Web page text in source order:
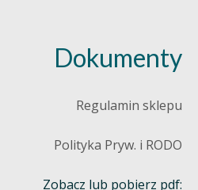
Dokumenty
Regulamin sklepu
Polityka Pryw. i RODO
Zobacz lub pobierz pdf: